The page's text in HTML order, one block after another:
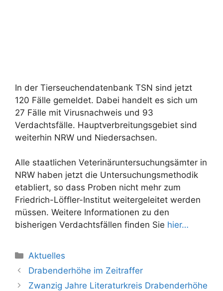
In der Tierseuchendatenbank TSN sind jetzt
120 Fälle gemeldet. Dabei handelt es sich um
27 Fälle mit Virusnachweis und 93
Verdachtsfälle. Hauptverbreitungsgebiet sind
weiterhin NRW und Niedersachsen.
Alle staatlichen Veterinäruntersuchungsämter in
NRW haben jetzt die Untersuchungsmethodik
etabliert, so dass Proben nicht mehr zum
Friedrich-Löffler-Institut weitergeleitet werden
müssen. Weitere Informationen zu den
bisherigen Verdachtsfällen finden Sie hier…
Kategorien
Aktuelles
Drabenderhöhe im Zeitraffer
Zwanzig Jahre Literaturkreis Drabenderhöhe